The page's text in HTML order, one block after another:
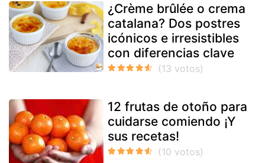
¿Crème brûlée o crema
catalana? Dos postres
icónicos e irresistibles
con diferencias clave
12 frutas de otoño para
cuidarse comiendo ¡Y
sus recetas!